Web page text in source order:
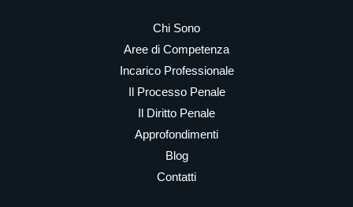
Chi Sono
Aree di Competenza
Incarico Professionale
Il Processo Penale
Il Diritto Penale
Approfondimenti
Blog
Contatti